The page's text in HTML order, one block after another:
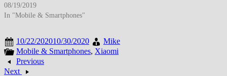
Amazfit annonce sa conférence
de presse pour le 27 Août à
comme pour Forrest) Comme on
le sait, l'ami…
08/19/2019
In "Mobile & Smartphones"
10/22/202010/30/2020
Mike
Mobile & Smartphones, Xiaomi
Previous
Next